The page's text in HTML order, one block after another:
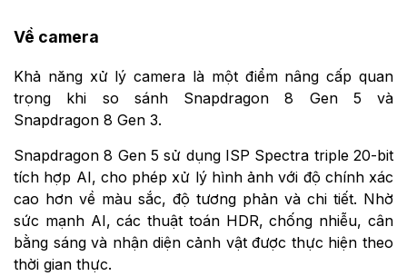
Về camera
Khả năng xử lý camera là một điểm nâng cấp quan
trọng khi so sánh Snapdragon 8 Gen 5 và
Snapdragon 8 Gen 3.
Snapdragon 8 Gen 5 sử dụng ISP Spectra triple 20-bit
tích hợp AI, cho phép xử lý hình ảnh với độ chính xác
cao hơn về màu sắc, độ tương phản và chi tiết. Nhờ
sức mạnh AI, các thuật toán HDR, chống nhiễu, cân
bằng sáng và nhận diện cảnh vật được thực hiện theo
thời gian thực.